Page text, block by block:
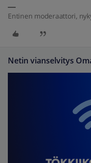
Entinen moderaattori,
Netin vianselvitys